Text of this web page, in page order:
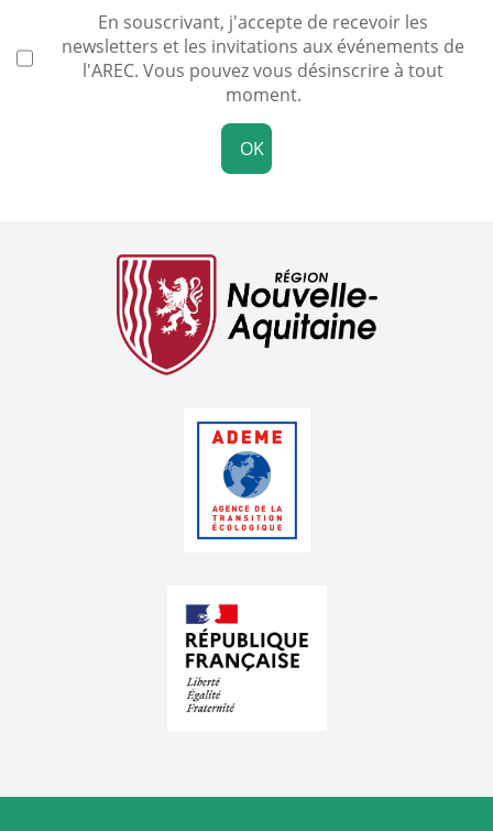
En souscrivant, j'accepte de recevoir les
newsletters et les invitations aux événements de
l'AREC. Vous pouvez vous désinscrire à tout
moment.